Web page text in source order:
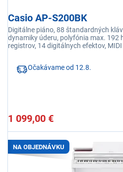
Casio AP-S200BK
Digitálne piáno, 88 štandardných
dynamiky úderu, polyfónia max. 192
registrov, 14 digitálnych efektov,
Očakávame od 12.8.
1 099,00 €
NA OBJEDNÁVKU